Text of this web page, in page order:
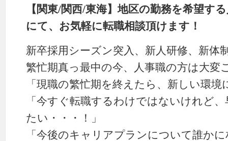
【関東/関西/東海】地区の勤務を希望す
にて、お気軽に転職相談頂けます！
新卒採用シーズン突入、新人研修、新体
繁忙期真っ最中の今、人事職の方は大変
「現職の繁忙期を終えたら、新しい環
「今すぐ転職するわけではないけれど
たい・・・！」
「今後のキャリアプランについて誰か